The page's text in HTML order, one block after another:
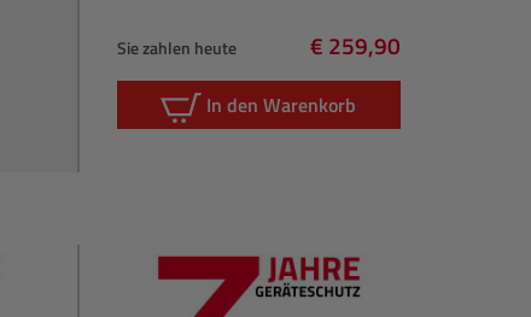
Sie zahlen heute
Regulärer Preis:
€ 259,90
In den Warenkorb